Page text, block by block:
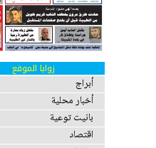
زوايا الموقع
أبراج
أخبار محلية
بانيت توعية
اقتصاد